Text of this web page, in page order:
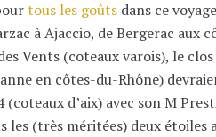
tous les goûts dans ce
à Ajaccio, de Bergerac aux
Vents (coteaux varois), le
en côtes-du-Rhône)
d’aix) avec son M
les (très méritées) deux étoiles